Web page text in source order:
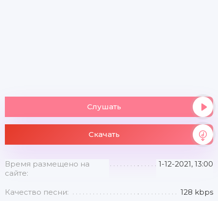
Слушать
Скачать
Время размещено на
сайте:
1-12-2021, 13:00
Качество песни: 128 kbps